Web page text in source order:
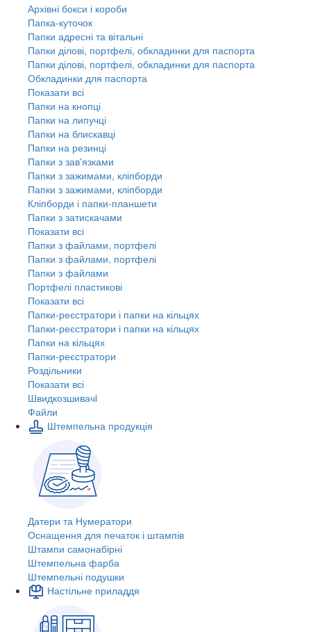
Архівні бокси і короби
Папка-куточок
Папки адресні та вітальні
Папки ділові, портфелі, обкладинки для паспорта
Папки ділові, портфелі, обкладинки для паспорта
Обкладинки для паспорта
Показати всі
Папки на кнопці
Папки на липучці
Папки на блискавці
Папки на резинці
Папки з зав'язками
Папки з зажимами, кліпборди
Папки з зажимами, кліпборди
Кліпборди і папки-планшети
Папки з затискачами
Показати всі
Папки з файлами, портфелі
Папки з файлами, портфелі
Папки з файлами
Портфелі пластикові
Показати всі
Папки-реєстратори і папки на кільцях
Папки-реєстратори і папки на кільцях
Папки на кільцях
Папки-реєстратори
Роздільники
Показати всі
Швидкозшивачi
Файли
Штемпельна продукція
Датери та Нумератори
Оснащення для печаток і штампів
Штампи самонабірні
Штемпельна фарба
Штемпельні подушки
Настільне приладдя